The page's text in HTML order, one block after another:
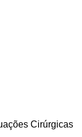
Cirúrgicas